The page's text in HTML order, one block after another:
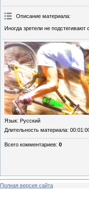
Описание материала:
Иногда зретели не
Язык: Русский
Длительность материала:
Всего комментариев: 0
Полная версия сайта